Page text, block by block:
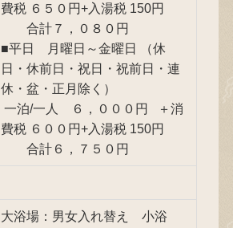
費税 ６５０円+入湯税 150円
合計７，０８０円
■平日 月曜日～金曜日 （休
日・休前日・祝日・祝前日・連
休・盆・正月除く）
一泊/一人 ６，０００円 ＋消
費税 ６００円+入湯税 150円
合計６，７５０円
大浴場：男女入れ替え 小浴